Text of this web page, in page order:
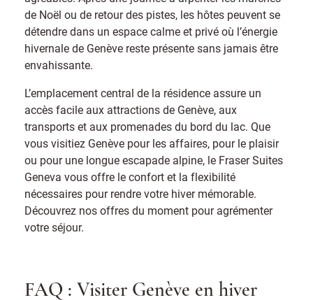
de Noël ou de retour des pistes, les hôtes peuvent se
détendre dans un espace calme et privé où l’énergie
hivernale de Genève reste présente sans jamais être
envahissante.
L’emplacement central de la résidence assure un
accès facile aux attractions de Genève, aux
transports et aux promenades du bord du lac. Que
vous visitiez Genève pour les affaires, pour le plaisir
ou pour une longue escapade alpine, le Fraser Suites
Geneva vous offre le confort et la flexibilité
nécessaires pour rendre votre hiver mémorable.
Découvrez nos offres du moment pour agrémenter
votre séjour.
FAQ : Visiter Genève en hiver